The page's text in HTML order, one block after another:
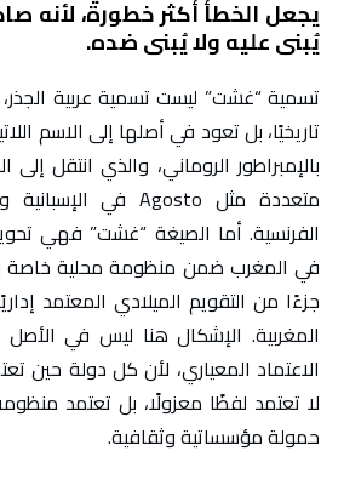
يجعل الخطأ أكثر خطورة، لأنه
يُبنى عليه ولا يُبنى ضده.
تسمية “غشت” ليست تسمية عربية الجذر،
بالإمبراطور الروماني، والذي انتقل إلى
الفرنسية. أما الصيغة “غشت” فهي
في المغرب ضمن منظومة محلية خاصة
جزءًا من التقويم الميلادي المعتمد
المغربية. الإشكال هنا ليس في الأصل
الاعتماد المعياري، لأن كل دولة
لا تعتمد لفظًا معزولًا، بل تعتمد
حمولة مؤسساتية وثقافية.